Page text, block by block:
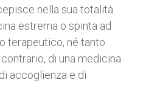
nella sua totalità.
estrema o spinta ad
terapeutico, né tanto
di una medicina
accoglienza e di